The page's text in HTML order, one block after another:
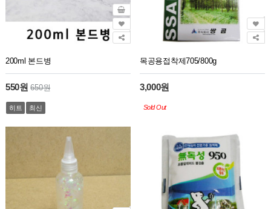
200ml 본드병
550원650원
히트 최신
목공용접착제705/800g
3,000원
Sold Out